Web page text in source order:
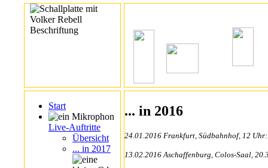
Start
Live-Auftritte
Übersicht
... in 2017
... in 2016
24.01.2016 Frankfurt, Südbahnhof, 12
13.02.2016 Aschaffenburg, Colos-Saal,